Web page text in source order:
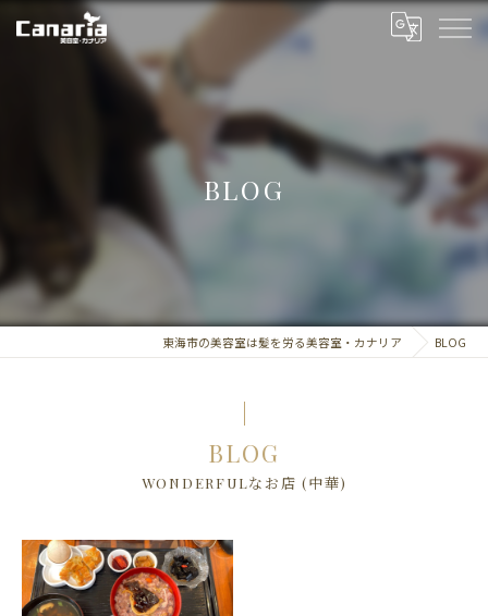
BLOG
東海市の美容室は髪を労る美容室・カナリア BLOG
BLOG
WONDERFULなお店 (中華)